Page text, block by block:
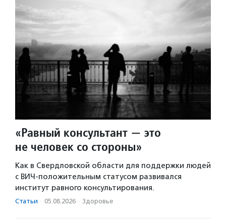
«Равный консультант — это
не человек со стороны»
Как в Свердловской области для поддержки людей
с ВИЧ-положительным статусом развивался
институт равного консультирования.
Статьи · 05.08.2026 · Здоровье